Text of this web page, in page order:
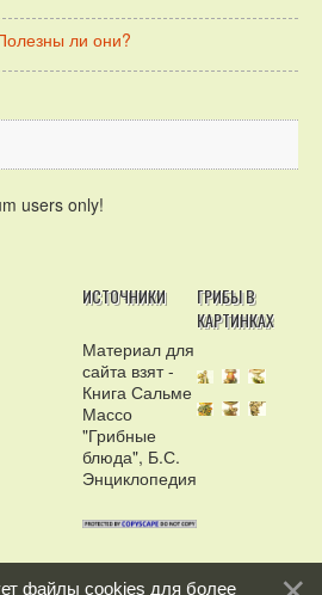
ли они?
users only!
ИСТОЧНИКИ
Материал для
сайта взят -
Книга Сальме
Массо
"Грибные
блюда", Б.С.
Энциклопедия
ГРИБЫ В
КАРТИНКАХ
файлы cookies для более